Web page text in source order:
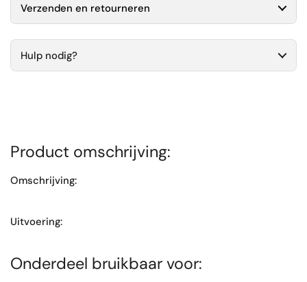
Verzenden en retourneren
Hulp nodig?
Product omschrijving:
Omschrijving:
Uitvoering:
Onderdeel bruikbaar voor: